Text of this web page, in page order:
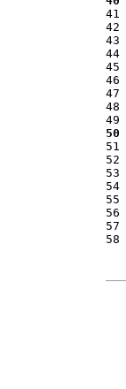
41
42
43
44
45
46
47
48
49
50
51
52
53
54
55
56
57
58